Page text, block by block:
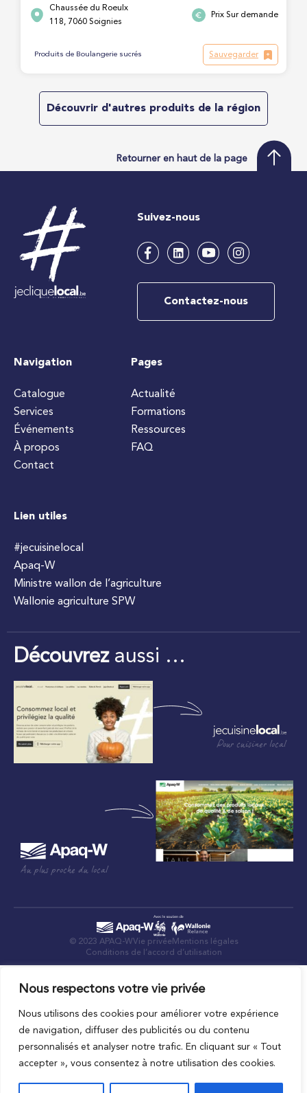
Nous respectons votre vie privée
Nous utilisons des cookies pour améliorer votre expérience
de navigation, diffuser des publicités ou du contenu
personnalisés et analyser notre trafic. En cliquant sur « Tout
accepter », vous consentez à notre utilisation des cookies.
Chaussée du Roeulx
118, 7060 Soignies
Prix Sur demande
Produits de Boulangerie sucrés Sauvegarder
Découvrir d'autres produits de la région
Retourner en haut de la page
Suivez-nous
Contactez-nous
Navigation
Catalogue
Services
Événements
À propos
Contact
Pages
Actualité
Formations
Ressources
FAQ
Lien utiles
#jecuisinelocal
Apaq-W
Ministre wallon de l’agriculture
Wallonie agriculture SPW
Découvrezaussi …
Pour cuisiner local
Au plus proche du local
© 2023 APAQ-WVie privée Mentions légales
Conditions de l’accord d’utilisation